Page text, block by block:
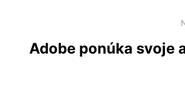
Adobe ponúka svoje